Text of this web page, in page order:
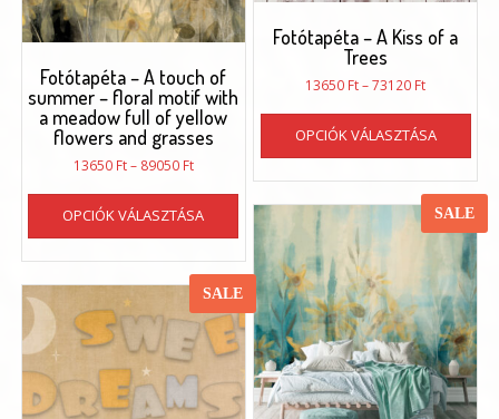
Fotótapéta – A Kiss of a
Trees
13650 Ft–73120 Ft
73120 Ft
OPCIÓK VÁLASZTÁSA
van.
A
a
ki
Fotótapéta – A touch of
summer – floral motif with
a meadow full of yellow
flowers and grasses
13650 Ft– 89050 FtÁrtartomány:
89050 Ft
OPCIÓK VÁLASZTÁSA
Ennek
terméknek
több
variációja
van.
A
változatok
a
termékoldalon
SALE
SALE